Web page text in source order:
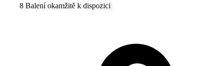
8 Balení okamžitě k dispozici